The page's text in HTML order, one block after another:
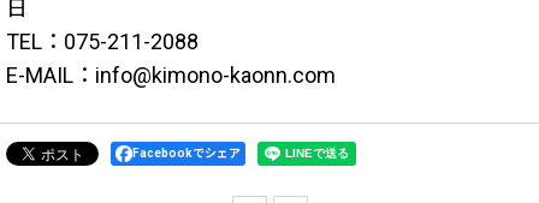
日
TEL：075-211-2088
E-MAIL：info@kimono-kaonn.com
Facebookでシェア